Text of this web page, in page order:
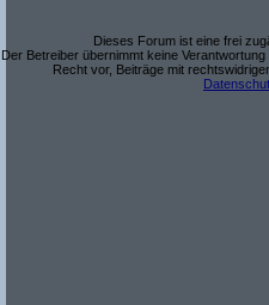
Dieses Forum ist eine frei
Der Betreiber übernimmt keine
Recht vor, Beiträge mit